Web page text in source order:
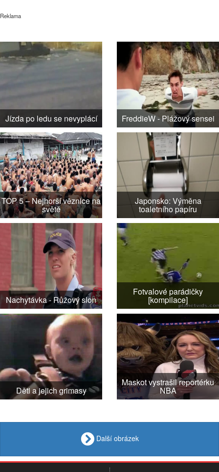
Reklama
Jízda po ledu se nevyplácí FreddieW - Plážový sensei
TOP 5 – Nejhorší věznice na
světě
Japonsko: Výměna
toaletního papíru
Nachytávka - Růžový slon
Fotvalové parádičky
[kompilace]
Děti a jejich grimasy
Maskot vystrašil reportérku
NBA
Další obrázek